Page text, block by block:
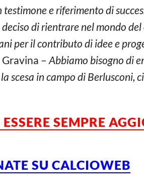
testimone e riferimento di
di rientrare nel mondo
per il contributo di idee e
– Abbiamo bisogno di
scesa in campo di Berlusconi,
SEMPRE
SU CALCIOWEB